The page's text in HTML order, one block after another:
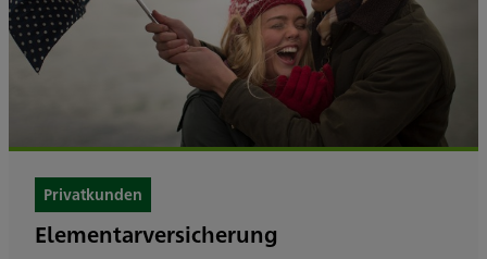
Privatkunden
Elementarversicherung